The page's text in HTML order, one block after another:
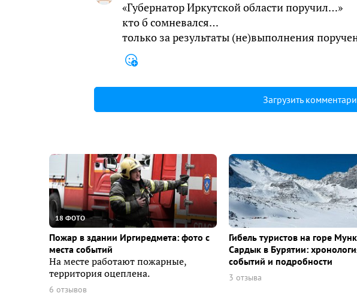
«Губернатор Иркутской области поручил…»
кто б сомневался…
только за результаты (не)выполнения
Загрузить
18 ФОТО
Пожар в здании Иргиредмета: фото с
места событий
На месте работают пожарные,
территория оцеплена.
6 отзывов
Гибель туристов на горе
Сардык в Бурятии:
событий и подробности
3 отзыва